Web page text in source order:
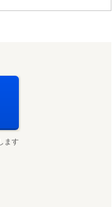
ます